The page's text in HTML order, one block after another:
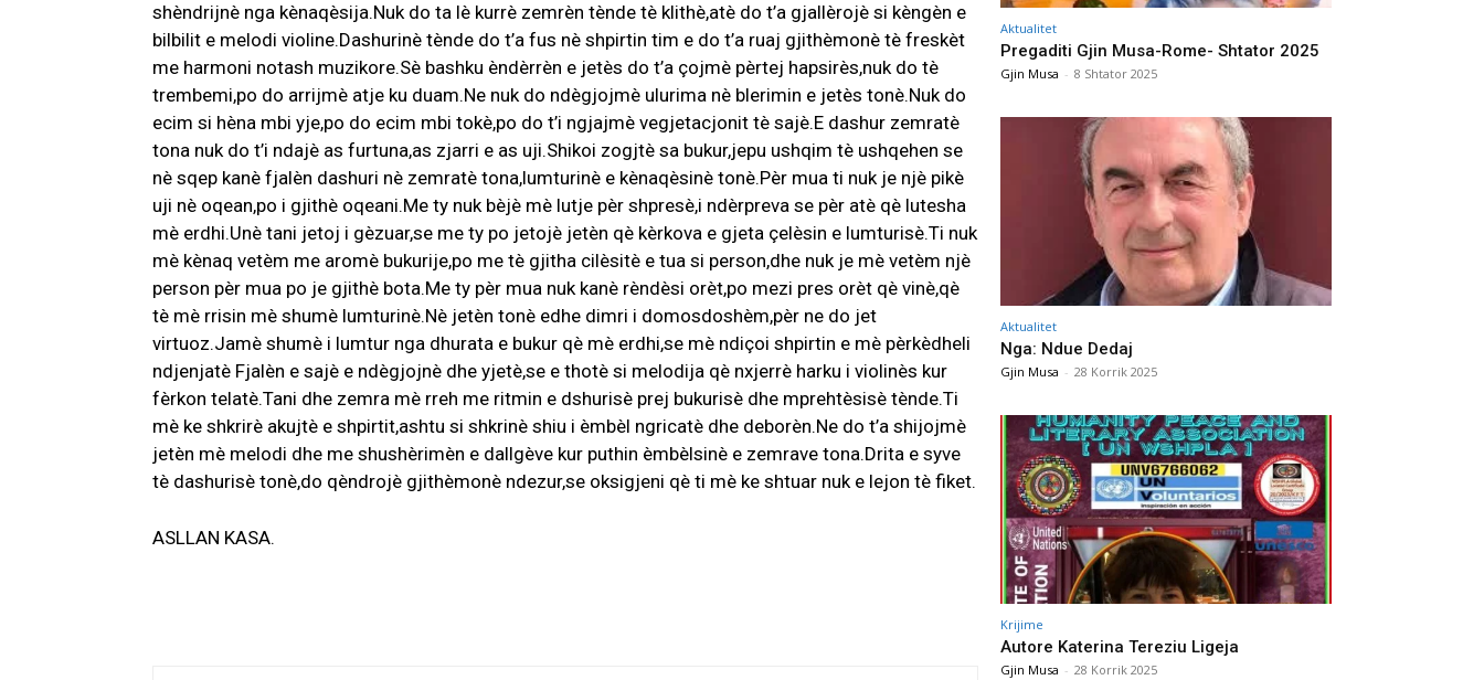
shèndrijnè nga kènaqèsija.Nuk do ta lè kurrè zemrèn tènde tè klithè,atè do t’a gjallèrojè si kèngèn e
bilbilit e melodi violine.Dashurinè tènde do t’a fus nè shpirtin tim e do t’a ruaj gjithèmonè tè freskèt
me harmoni notash muzikore.Sè bashku èndèrrèn e jetès do t’a çojmè pèrtej hapsirès,nuk do tè
trembemi,po do arrijmè atje ku duam.Ne nuk do ndègjojmè ulurima nè blerimin e jetès tonè.Nuk do
ecim si hèna mbi yje,po do ecim mbi tokè,po do t’i ngjajmè vegjetacjonit tè sajè.E dashur zemratè
tona nuk do t’i ndajè as furtuna,as zjarri e as uji.Shikoi zogjtè sa bukur,jepu ushqim tè ushqehen se
nè sqep kanè fjalèn dashuri nè zemratè tona,lumturinè e kènaqèsinè tonè.Pèr mua ti nuk je njè pikè
uji nè oqean,po i gjithè oqeani.Me ty nuk bèjè mè lutje pèr shpresè,i ndèrpreva se pèr atè qè lutesha
mè erdhi.Unè tani jetoj i gèzuar,se me ty po jetojè jetèn qè kèrkova e gjeta çelèsin e lumturisè.Ti nuk
mè kènaq vetèm me aromè bukurije,po me tè gjitha cilèsitè e tua si person,dhe nuk je mè vetèm njè
person pèr mua po je gjithè bota.Me ty pèr mua nuk kanè rèndèsi orèt,po mezi pres orèt qè vinè,qè
tè mè rrisin mè shumè lumturinè.Nè jetèn tonè edhe dimri i domosdoshèm,pèr ne do jet
virtuoz.Jamè shumè i lumtur nga dhurata e bukur qè mè erdhi,se mè ndiçoi shpirtin e mè pèrkèdheli
ndjenjatè Fjalèn e sajè e ndègjojnè dhe yjetè,se e thotè si melodija qè nxjerrè harku i violinès kur
fèrkon telatè.Tani dhe zemra mè rreh me ritmin e dshurisè prej bukurisè dhe mprehtèsisè tènde.Ti
mè ke shkrirè akujtè e shpirtit,ashtu si shkrinè shiu i èmbèl ngricatè dhe deborèn.Ne do t’a shijojmè
jetèn mè melodi dhe me shushèrimèn e dallgève kur puthin èmbèlsinè e zemrave tona.Drita e syve
tè dashurisè tonè,do qèndrojè gjithèmonè ndezur,se oksigjeni qè ti mè ke shtuar nuk e lejon tè fiket.
ASLLAN KASA.
Aktualitet
Pregaditi Gjin Musa-Rome- Shtator 2025
Gjin Musa - 8 Shtator 2025
Aktualitet
Nga: Ndue Dedaj
Gjin Musa - 28 Korrik 2025
Krijime
Autore Katerina Tereziu Ligeja
Gjin Musa - 28 Korrik 2025